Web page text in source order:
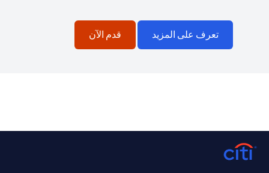
تعرف على المزيد قدم الآن